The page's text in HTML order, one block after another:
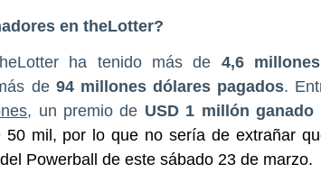
en theLotter?
ha tenido más de 4,6
de 94 millones dólares pagados.
, un premio de USD 1 millón
50 mil, por lo que no sería de extrañar
del Powerball de este sábado 23 de marzo.